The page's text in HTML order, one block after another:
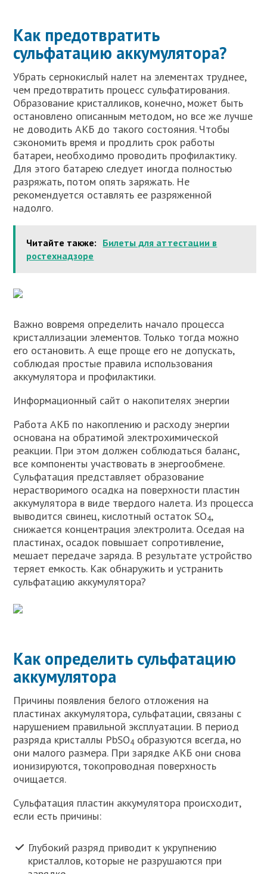
Как предотвратить
сульфатацию аккумулятора?
Убрать сернокислый налет на элементах труднее,
чем предотвратить процесс сульфатирования.
Образование кристалликов, конечно, может быть
остановлено описанным методом, но все же лучше
не доводить АКБ до такого состояния. Чтобы
сэкономить время и продлить срок работы
батареи, необходимо проводить профилактику.
Для этого батарею следует иногда полностью
разряжать, потом опять заряжать. Не
рекомендуется оставлять ее разряженной
надолго.
Читайте также: Билеты для аттестации в
ростехнадзоре
Важно вовремя определить начало процесса
кристаллизации элементов. Только тогда можно
его остановить. А еще проще его не допускать,
соблюдая простые правила использования
аккумулятора и профилактики.
Информационный сайт о накопителях энергии
Работа АКБ по накоплению и расходу энергии
основана на обратимой электрохимической
реакции. При этом должен соблюдаться баланс,
все компоненты участвовать в энергообмене.
Сульфатация представляет образование
нерастворимого осадка на поверхности пластин
аккумулятора в виде твердого налета. Из процесса
выводится свинец, кислотный остаток SO4,
снижается концентрация электролита. Оседая на
пластинах, осадок повышает сопротивление,
мешает передаче заряда. В результате устройство
теряет емкость. Как обнаружить и устранить
сульфатацию аккумулятора?
Как определить сульфатацию
аккумулятора
Причины появления белого отложения на
пластинах аккумулятора, сульфатации, связаны с
нарушением правильной эксплуатации. В период
разряда кристаллы PbSO4образуются всегда, но
они малого размера. При зарядке АКБ они снова
ионизируются, токопроводная поверхность
очищается.
Сульфатация пластин аккумулятора происходит,
если есть причины:
Глубокий разряд приводит к укрупнению
кристаллов, которые не разрушаются при